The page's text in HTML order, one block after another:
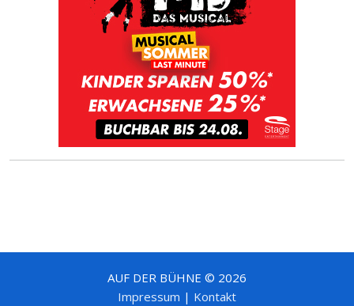
AUF DER BÜHNE © 2026
Impressum | Kontakt